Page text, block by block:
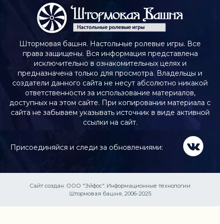
Штормовая башня. Настольные ролевые игры. Все
права защищены. Вся информация представлена
исключительно в ознакомительных целях и
предназначена только для просмотра. Владельцы и
создатели данного сайта не несут абсолютно никакой
ответственности за использование материалов,
доступных на этом сайте. При копировании материала с
сайта не забываем указывать источник в виде активной
ссылки на сайт.
Присоединяйся и следи за обновлениями:
Сайт создан: ООО "Эйфос". Информационные технологии
Штормовая башня, 2006-2025